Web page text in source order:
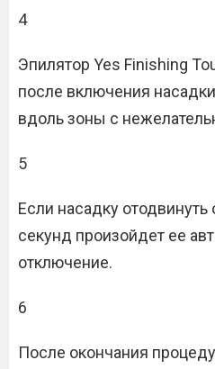
4
Эпилятор Yes Finishing
после включения
вдоль зоны с
5
Если насадку отодвинуть
секунд произойдет ее
отключение.
6
После окончания